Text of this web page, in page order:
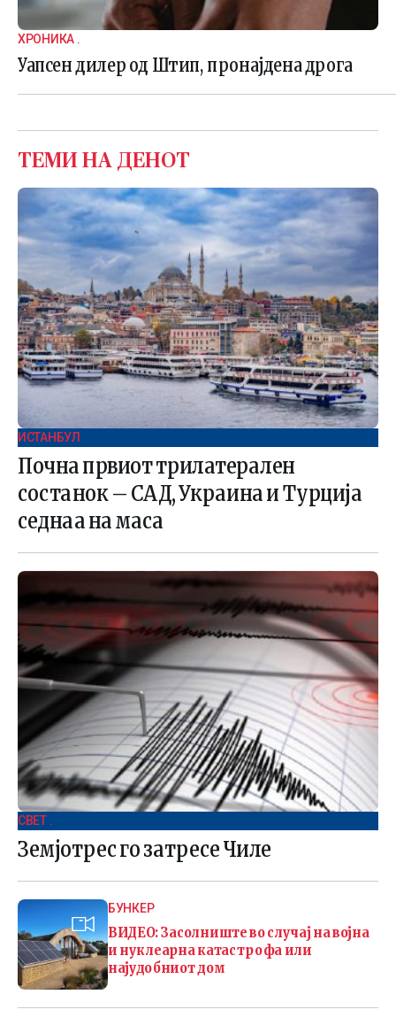
ХРОНИКА .
Уапсен дилер од Штип, пронајдена дрога
ТЕМИ НА ДЕНОТ
ИСТАНБУЛ
Почна првиот трилатерален
состанок – САД, Украина и Турција
седнаа на маса
СВЕТ .
Земјотрес го затресе Чиле
БУНКЕР
ВИДЕО: Засолниште во случај на војна
и нуклеарна катастрофа или
најудобниот дом